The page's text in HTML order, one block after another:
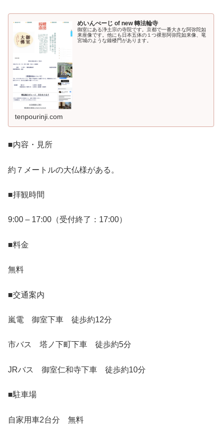
めいんぺーじ of new 轉法輪寺
御室にある浄土宗の寺院です。京都で一番大きな阿弥陀如
来座像です。他にも日本五体の１つ裸形阿弥陀如来像、竜
宮城のような鐘楼門があります。
tenpourinji.com
■内容・見所
約７メートルの大仏様がある。
■拝観時間
9:00 – 17:00（受付終了：17:00）
■料金
無料
■交通案内
嵐電 御室下車 徒歩約12分
市バス 塔ノ下町下車 徒歩約5分
JRバス 御室仁和寺下車 徒歩約10分
■駐車場
自家用車2台分 無料